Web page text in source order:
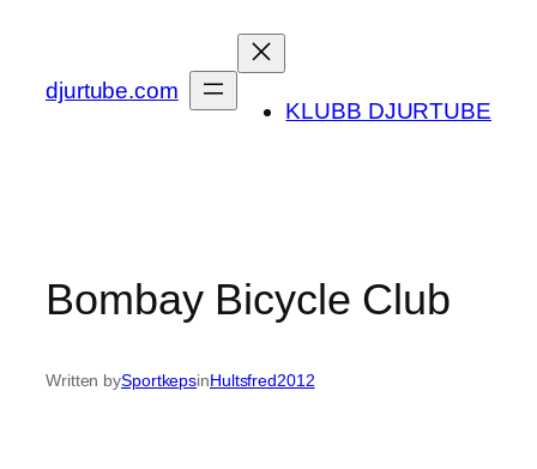
content
djurtube.com
KLUBB DJURTUBE
Bombay Bicycle Club
Written bySportkepsinHultsfred2012